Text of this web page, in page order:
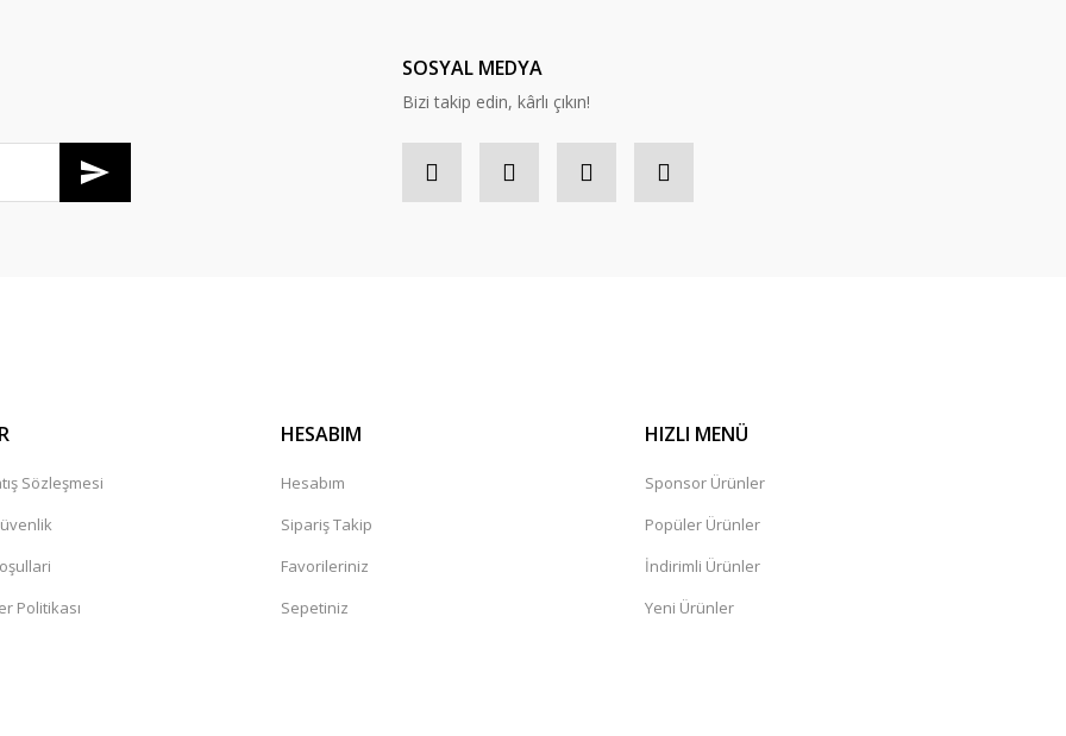
SOSYAL MEDYA
Bizi takip edin, kârlı çıkın!
Sözleşmesi
Politikası
HESABIM
Hesabım
Sipariş Takip
Favorileriniz
Sepetiniz
HIZLI MENÜ
Sponsor Ürünler
Popüler Ürünler
İndirimli Ürünler
Yeni Ürünler